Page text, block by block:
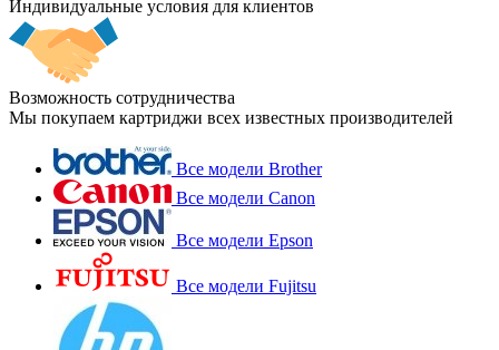
Индивидуальные условия для клиентов
Возможность сотрудничества
Мы покупаем картриджи всех известных производителей
Все модели Brother
Все модели Canon
Все модели Epson
Все модели Fujitsu